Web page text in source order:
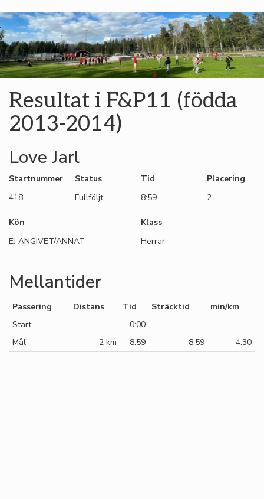
Resultat i F&P11 (födda
2013-2014)
Love Jarl
Startnummer
418
Status
Fullföljt
Tid
8:59
Placering
2
Kön
EJ ANGIVET/ANNAT
Klass
Herrar
Mellantider
Passering Distans Tid Sträcktid
min/km
Start
0:00 -
-
Mål
2 km 8:59 8:59 4:30